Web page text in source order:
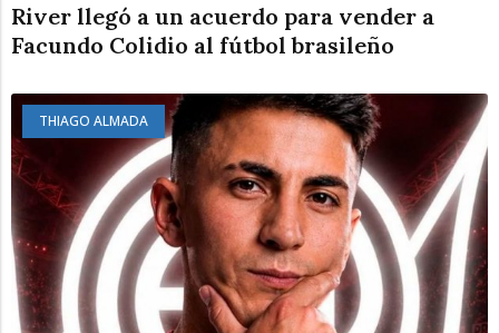
River llegó a un acuerdo para vender a
Facundo Colidio al fútbol brasileño
THIAGO ALMADA